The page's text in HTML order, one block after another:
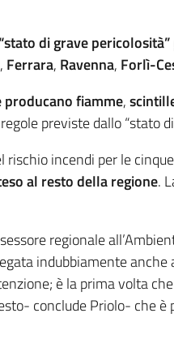
“stato di grave pericolosità”
, Ferrara, Ravenna, Forlì-
fiamme,
previste dallo “stato
incendi per le
al resto della regione.
regionale
indubbiamente anche
è la prima volta
conclude Priolo- che è